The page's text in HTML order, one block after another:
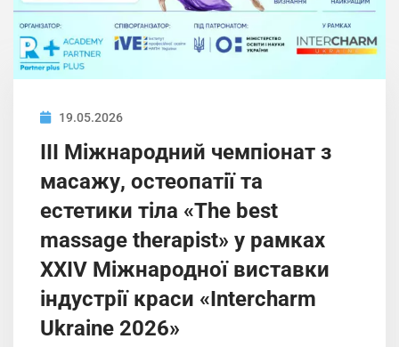
19.05.2026
ІIІ Міжнародний чемпіонат з
масажу, остеопатії та
естетики тіла «The best
massage therapist» у рамках
XXIV Міжнародної виставки
індустрії краси «Intercharm
Ukrainе 2026»